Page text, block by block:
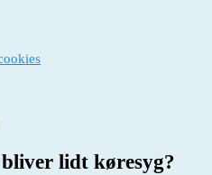
lidt køresyg?